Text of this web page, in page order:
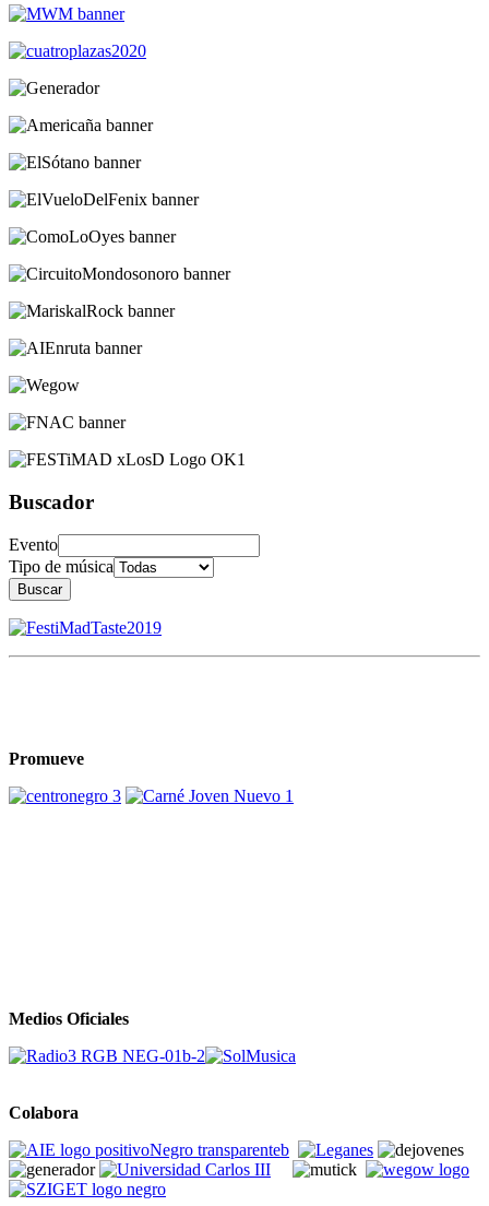
Buscador
Evento
Tipo de música
Buscar
Promueve
Medios Oficiales
Colabora